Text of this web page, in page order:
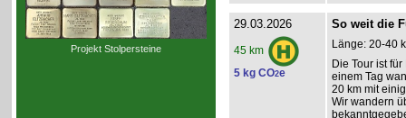
Projekt Stolpersteine
29.03.2026
45 km
5 kg CO2e
So weit die
Länge: 20-40
Die Tour ist
einem Tag
20 km mit
Wir wandern